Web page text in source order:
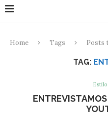
Home Tags Posts
TAG: